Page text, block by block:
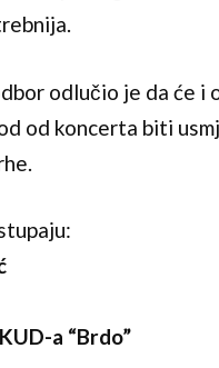
odlučio je da će i
od koncerta biti
a “Brdo”